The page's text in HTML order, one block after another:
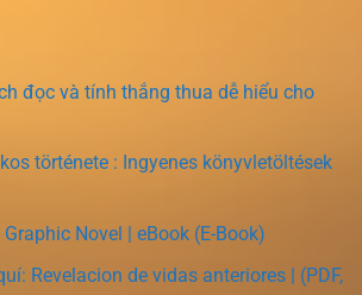
đọc và tính thắng thua dễ hiểu cho
története : Ingyenes könyvletöltések
Novel | eBook (E-Book)
Revelacion de vidas anteriores | (PDF,